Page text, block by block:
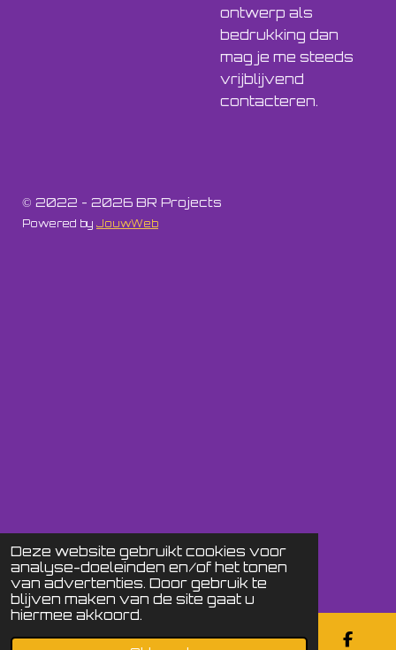
Deze website gebruikt cookies voor
analyse-doeleinden en/of het tonen
van advertenties. Door gebruik te
blijven maken van de site gaat u
hiermee akkoord.
ontwerp als
bedrukking dan
mag je me steeds
vrijblijvend
contacteren.
© 2022 - 2026 BR Projects
Powered by JouwWeb